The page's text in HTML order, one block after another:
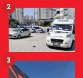
2
3